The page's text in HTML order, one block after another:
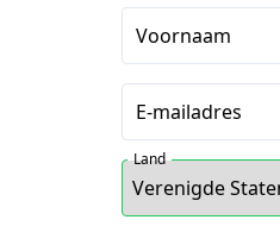
Voornaam
E-mailadres
Land